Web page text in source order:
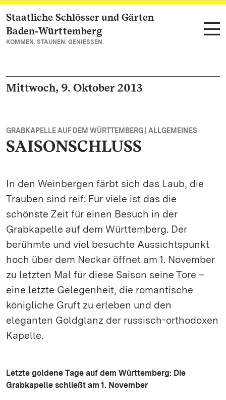
Zum Hauptinhalt springen
Staatliche Schlösser und Gärten
Baden‑Württemberg
KOMMEN. STAUNEN. GENIESSEN.
Mittwoch, 9. Oktober 2013
GRABKAPELLE AUF DEM WÜRTTEMBERG | ALLGEMEINES
SAISONSCHLUSS
In den Weinbergen färbt sich das Laub, die
Trauben sind reif: Für viele ist das die
schönste Zeit für einen Besuch in der
Grabkapelle auf dem Württemberg. Der
berühmte und viel besuchte Aussichtspunkt
hoch über dem Neckar öffnet am 1. November
zu letzten Mal für diese Saison seine Tore –
eine letzte Gelegenheit, die romantische
königliche Gruft zu erleben und den
eleganten Goldglanz der russisch-orthodoxen
Kapelle.
Letzte goldene Tage auf dem Württemberg: Die
Grabkapelle schließt am 1. November